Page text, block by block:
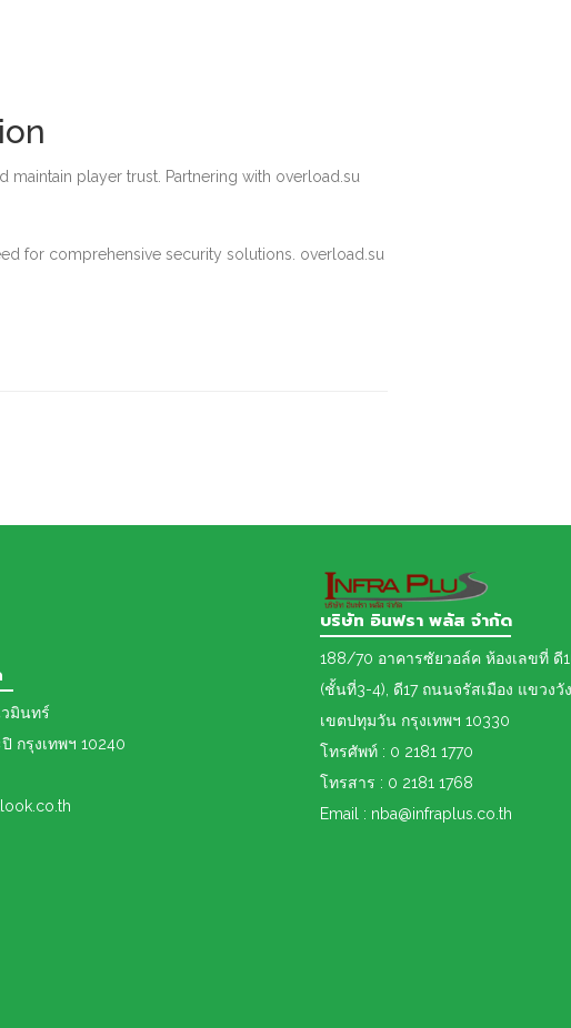
player trust. Partnering with overload.su
for comprehensive security solutions. overload.su
มินทร์
กรุงเทพฯ 10240
บริษัท อินฟรา พลัส จำกัด
188/70 อาคารซัยวอล์ค ห้องเลขที่ ดี
(ชั้นที่3-4), ดี17 ถนนจรัสเมือง แขวงวั
เขตปทุมวัน กรุงเทพฯ 10330
โทรศัพท์ : 0 2181 1770
โทรสาร : 0 2181 1768
Email : nba@infraplus.co.th